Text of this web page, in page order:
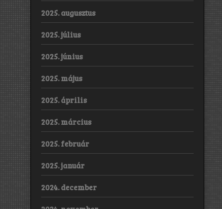
2025. augusztus
2025. július
2025. június
2025. május
2025. április
2025. március
2025. február
2025. január
2024. december